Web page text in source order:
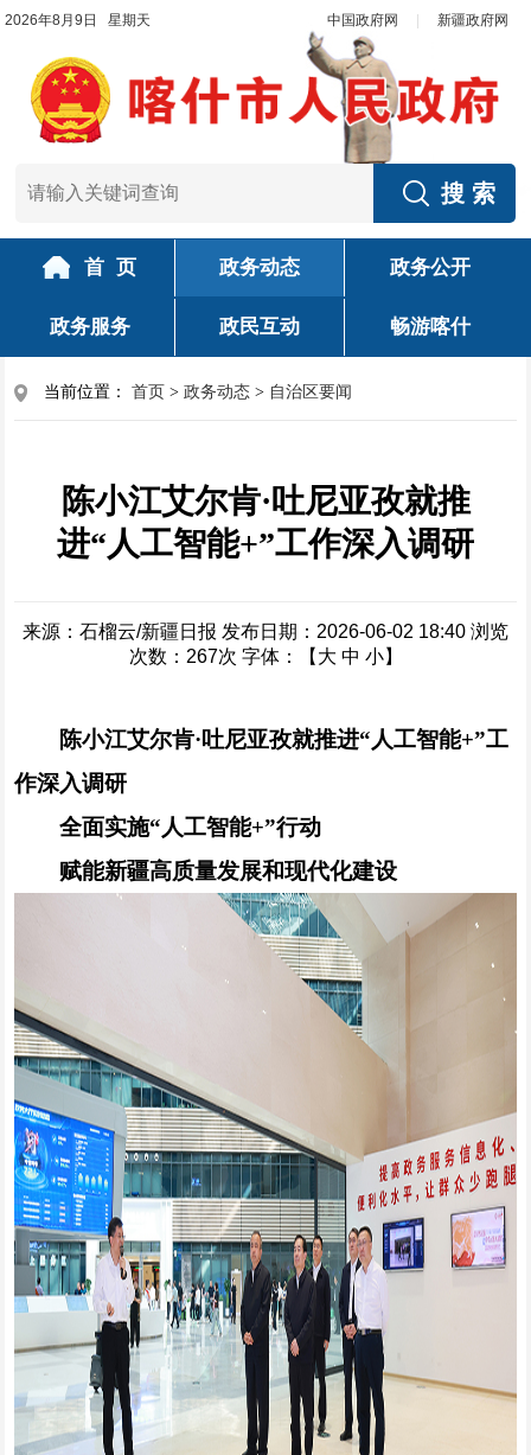
2026年8月9日 星期天 中国政府网 新疆政府网
首 页 政务动态 政务公开
政务服务 政民互动 畅游喀什
当前位置：首页 >政务动态 > 自治区要闻
陈小江艾尔肯·吐尼亚孜就推
进“人工智能+”工作深入调研
来源：石榴云/新疆日报 发布日期：2026-06-02 18:40 浏览
次数： 267次 字体：【 大 中 小】
陈小江艾尔肯·吐尼亚孜就推进“人工智能+”工
作深入调研
全面实施“人工智能+”行动
赋能新疆高质量发展和现代化建设